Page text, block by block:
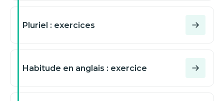
Pluriel : exercices
Habitude en anglais : exercice